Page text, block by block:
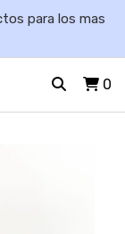
para los mas
0